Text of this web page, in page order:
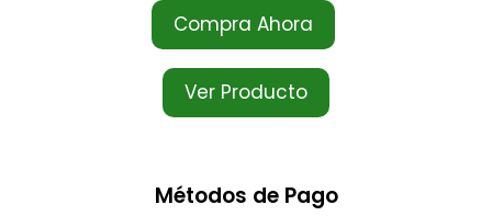
Compra Ahora
Ver Producto
Métodos de Pago